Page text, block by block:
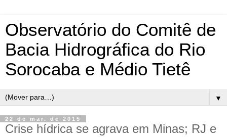
Observatório do Comitê de
Bacia Hidrográfica do Rio
Sorocaba e Médio Tietê
▼
22 de mar. de 2015
Crise hídrica se agrava em Minas; RJ e